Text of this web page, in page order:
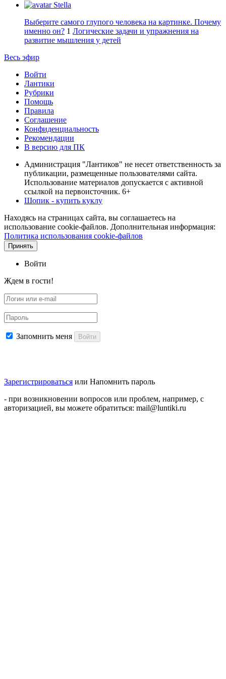
Stella
Выберите самого глупого человека на картинке. Почему
именно он? 1 Логические задачи и упражнения на
развитие мышления у детей
Весь эфир
Войти
Лантики
Рубрики
Помощь
Правила
Соглашение
Конфиденциальность
Рекомендации
В версию для ПК
Администрация "Лантиков" не несет ответственность за
публикации, размещенные пользователями сайта.
Использование материалов допускается с активной
ссылкой на первоисточник. 6+
Шопик - купить куклу
Находясь на страницах сайта, вы соглашаетесь на
использование cookie-файлов. Дополнительная информация:
Политика использования cookie-файлов
Принять
Войти
Ждем в гости!
Запомнить меня Войти
Зарегистрироваться или Напомнить пароль
- при возникновении вопросов или проблем, например, с
авторизацией, вы можете обратиться: mail@luntiki.ru